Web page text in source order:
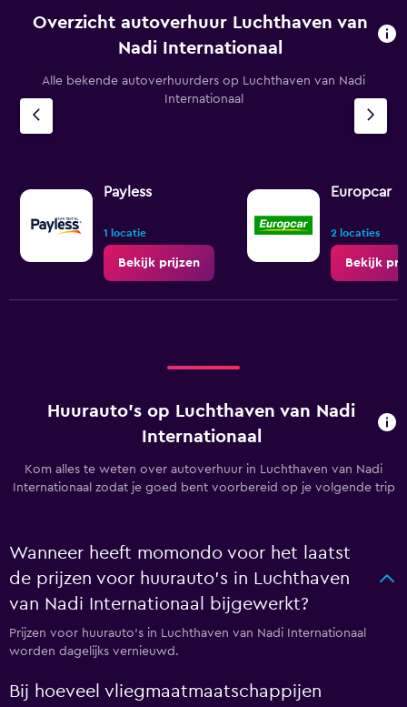
Overzicht autoverhuur Luchthaven van
Nadi Internationaal
Alle bekende autoverhuurders op Luchthaven van Nadi
Internationaal
Payless
1 locatie
Bekijk prijzen
Europcar
2 locaties
Bekijk
Huurauto's op Luchthaven van Nadi
Internationaal
Kom alles te weten over autoverhuur in Luchthaven van Nadi
Internationaal zodat je goed bent voorbereid op je volgende trip
Wanneer heeft momondo voor het laatst
de prijzen voor huurauto's in Luchthaven
van Nadi Internationaal bijgewerkt?
Prijzen voor huurauto's in Luchthaven van Nadi Internationaal
worden dagelijks vernieuwd.
Bij hoeveel vliegmaatmaatschappijen